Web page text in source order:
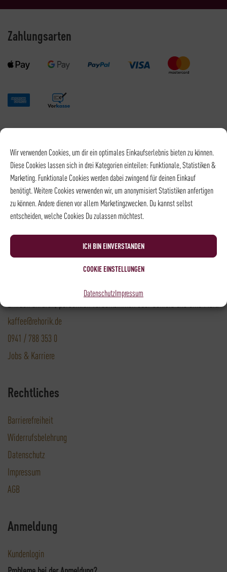
Wir verwenden Cookies, um dir ein optimales Einkaufserlebnis bieten zu können.
Diese Cookies lassen sich in drei Kategorien einteilen: Funktionale, Statistiken &
Marketing. Funktionale Cookies werden dabei zwingend für deinen Einkauf
benötigt. Weitere Cookies verwenden wir, um anonymisiert Statistiken anfertigen
zu können. Andere dienen vor allem Marketingzwecken. Du kannst selbst
entscheiden, welche Cookies Du zulassen möchtest.
ICH BIN EINVERSTANDEN
COOKIE EINSTELLUNGEN
DatenschutzImpressum
Zahlungsarten
Versandkosten DHL: 6,5 €
Kostenloser Versand mit DHL ab: 55 €
* Alle Preise sind inkl. MwSt., zzgl.Versand
Kontakt
kaffee@rehorik.de
0941 / 788 353 0
Jobs & Karriere
Rechtliches
Barrierefreiheit
Widerrufsbelehrung
Datenschutz
Impressum
AGB
Anmeldung
Kundenlogin